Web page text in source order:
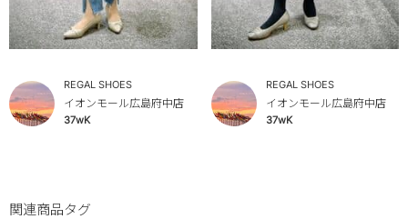
REGAL SHOES
イオンモール広島府中店
37wK
REGAL SHOES
イオンモール広島府中店
37wK
関連商品タグ